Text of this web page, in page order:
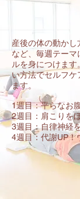
産後の体の動か
など、毎週テー
ルを身につけま
い方法でセルフケ
ます。
1週目：平らなお
2週目：肩こりを
3週目：自律神経
4週目：代謝UP！